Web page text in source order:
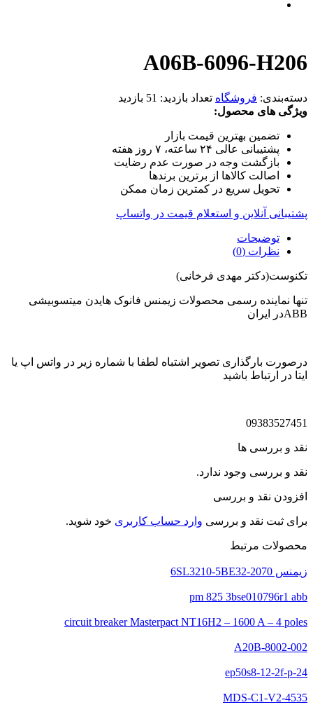
A06B-6096-H206
دسته‌بندی: فروشگاه تعداد بازدید: 51 بازدید
ویژگی های محصول:
تضمین بهترین قیمت بازار
پشتیبانی عالی ۲۴ ساعته، ۷ روز هفته
بازگشت وجه در صورت عدم رضایت
اصالت کالاها از برترین برندها
تحویل سریع در کمترین زمان ممکن
پشتیبانی آنلاین و استعلام قیمت در واتساپ
توضیحات
نظرات (0)
تکنوست(دکتر مهدی فرخانی)
تنها نماینده رسمی محصولات زیمنس فانوک هایدن میتسوبیشی
ABBدر ایران
درصورت بارگذاری تصویر اشتباه لطفا با شماره زیر در واتس اپ یا
ایتا در ارتباط باشید
09383527451
نقد و بررسی ها
نقد و بررسی وجود ندارد.
افزودن نقد و بررسی
برای ثبت نقد و بررسی وارد حساب کاربری خود شوید.
محصولات مرتبط
زیمنس 6SL3210-5BE32-2070
pm 825 3bse010796r1 abb
circuit breaker Masterpact NT16H2 – 1600 A – 4 poles
A20B-8002-002
ep50s8-12-2f-p-24
MDS-C1-V2-4535